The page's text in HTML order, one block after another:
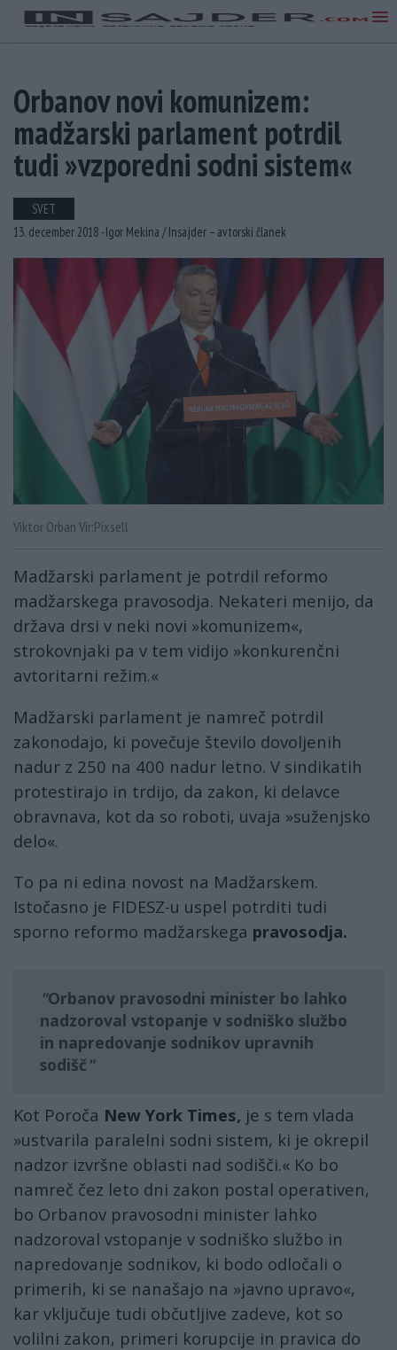
Orbanov novi komunizem:
madžarski parlament potrdil
tudi »vzporedni sodni sistem«
SVET
13. december 2018 -Igor Mekina /Insajder – avtorski članek
Viktor Orban Vir:Pixsell
Madžarski parlament je potrdil reformo
madžarskega pravosodja. Nekateri menijo, da
država drsi v neki novi »komunizem«,
strokovnjaki pa v tem vidijo »konkurenčni
avtoritarni režim.«
Madžarski parlament je namreč potrdil
zakonodajo, ki povečuje število dovoljenih
nadur z 250 na 400 nadur letno. V sindikatih
protestirajo in trdijo, da zakon, ki delavce
obravnava, kot da so roboti, uvaja »suženjsko
delo«.
To pa ni edina novost na Madžarskem.
Istočasno je FIDESZ-u uspel potrditi tudi
sporno reformo madžarskega pravosodja.
Orbanov pravosodni minister bo lahko
nadzoroval vstopanje v sodniško službo
in napredovanje sodnikov upravnih
sodišč
Kot Poroča New York Times, je s tem vlada
»ustvarila paralelni sodni sistem, ki je okrepil
nadzor izvršne oblasti nad sodišči.« Ko bo
namreč čez leto dni zakon postal operativen,
bo Orbanov pravosodni minister lahko
nadzoroval vstopanje v sodniško službo in
napredovanje sodnikov, ki bodo odločali o
primerih, ki se nanašajo na »javno upravo«,
kar vključuje tudi občutljive zadeve, kot so
volilni zakon, primeri korupcije in pravica do